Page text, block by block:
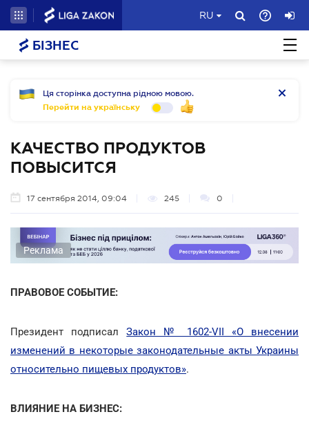
RU
БІЗНЕС
Ця сторінка доступна рідною мовою.
Перейти на українську
КАЧЕСТВО ПРОДУКТОВ
ПОВЫСИТСЯ
17 сентября 2014, 09:04 245 0
Реклама
ПРАВОВОЕ СОБЫТИЕ:
Президент подписалЗакон № 1602-VII «О внесении
изменений в некоторые законодательные акты Украины
относительно пищевых продуктов».
ВЛИЯНИЕ НА БИЗНЕС: